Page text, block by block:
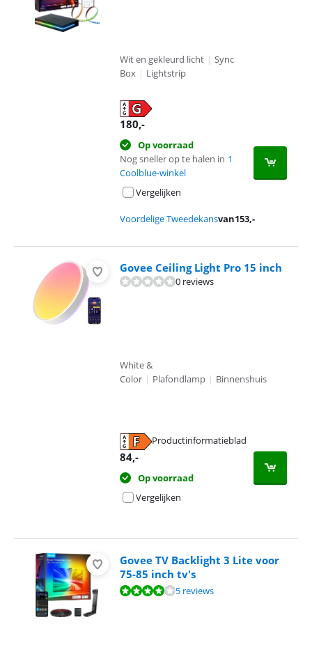
Wit en gekleurd licht | Sync
Box | Lightstrip
180,-
Op voorraad
Nog sneller op te halen in 1
Coolblue-winkel
Vergelijken
Voordelige Tweedekansvan153,-
Govee Ceiling Light Pro 15 inch
0 reviews
White &
Color | Plafondlamp | Binnenshuis
Productinformatieblad
84,-
Op voorraad
Vergelijken
Govee TV Backlight 3 Lite voor
75-85 inch tv's
Beoordeling is 8,3 van de 10, gebaseerd op 5 reviews.
5 reviews